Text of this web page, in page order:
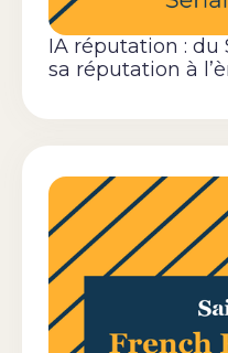
IA réputation : du
sa réputation à